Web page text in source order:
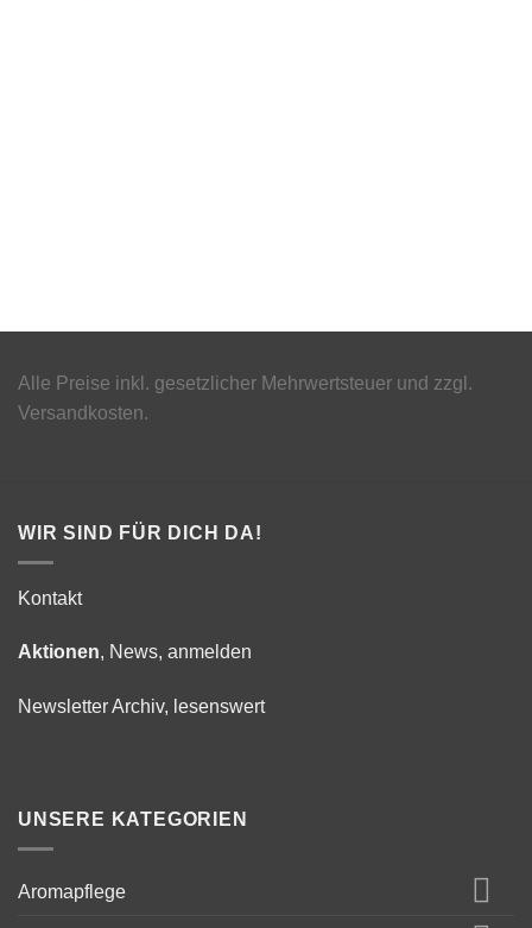
Alle Preise inkl. gesetzlicher Mehrwertsteuer und zzgl.
Versandkosten.
WIR SIND FÜR DICH DA!
Kontakt
Aktionen, News, anmelden
Newsletter Archiv, lesenswert
UNSERE KATEGORIEN
Aromapflege